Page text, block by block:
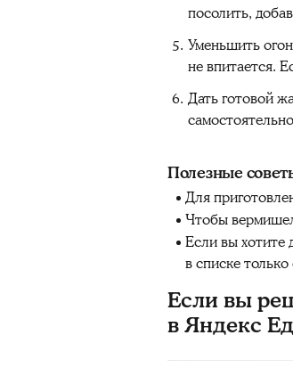
посолить,
Уменьшить
не впитается.
Дать готовой
Полезные
Для
Чтобы
Если вы хотите
в списке
Если вы
в Яндекс